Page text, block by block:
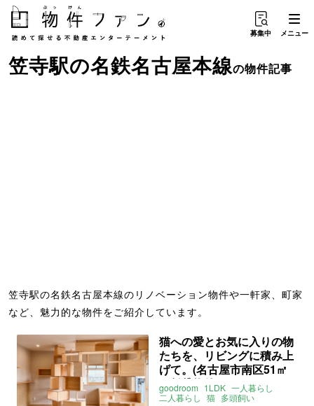
募集中 メニュー
笠寺駅の名鉄名古屋本線の物件記事
笠寺駅の名鉄名古屋本線のリノベーション物件や一軒家、町家
など、魅力的な物件をご紹介しています。
猫への愛とお気に入りの物
たちを、リビングに積み上
げて。(名古屋市南区51㎡
の賃貸物件)
goodroom 1LDK 一人暮らし
二人暮らし 猫 多頭飼い